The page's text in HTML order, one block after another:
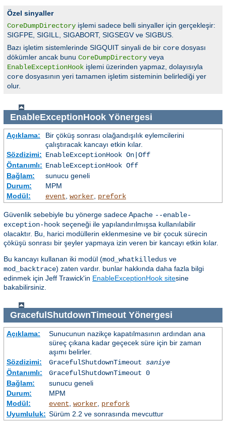
Özel sinyaller
CoreDumpDirectory işlemi sadece belli sinyaller için gerçekleşir:
SIGFPE, SIGILL, SIGABORT, SIGSEGV ve SIGBUS.
Bazı işletim sistemlerinde SIGQUIT sinyali de bir core dosyası
dökümler ancak bunu CoreDumpDirectory veya
EnableExceptionHook işlemi üzerinden yapmaz, dolayısıyla
core dosyasının yeri tamamen işletim sisteminin belirlediği yer
olur.
EnableExceptionHookYönergesi
Açıklama:
Bir çöküş sonrası olağandışılık eylemcilerini
çalıştıracak kancayı etkin kılar.
Sözdizimi: EnableExceptionHook On|Off
Öntanımlı: EnableExceptionHook Off
Bağlam:
sunucu geneli
Durum:
MPM
Modül:
event, worker, prefork
Güvenlik sebebiyle bu yönerge sadece Apache --enable-
exception-hook seçeneği ile yapılandırılmışsa kullanılabilir
olacaktır. Bu, harici modüllerin eklenmesine ve bir çocuk sürecin
çöküşü sonrası bir şeyler yapmaya izin veren bir kancayı etkin kılar.
Bu kancayı kullanan iki modül (mod_whatkilledus ve
mod_backtrace) zaten vardır. bunlar hakkında daha fazla bilgi
edinmek için Jeff Trawick'in EnableExceptionHook sitesine
bakabilirsiniz.
GracefulShutdownTimeoutYönergesi
Açıklama:
Sunucunun nazikçe kapatılmasının ardından ana
süreç çıkana kadar geçecek süre için bir zaman
aşımı belirler.
Sözdizimi:
GracefulShutdownTimeout saniye
Öntanımlı:
GracefulShutdownTimeout 0
Bağlam:
sunucu geneli
Durum:
MPM
Modül:
event worker, prefork
Uyumluluk: Sürüm 2.2 ve sonrasında mevcuttur